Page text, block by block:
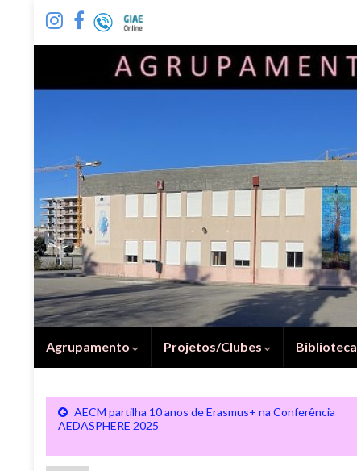
Agrupamento Projetos/Clubes Biblioteca
AECM partilha 10 anos de Erasmus+ na Conferência
AEDASPHERE 2025